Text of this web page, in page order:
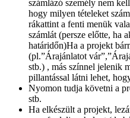
számlázó személy nem
hogy milyen tételeket
rákattint a fenti menük
számlát (persze előtte, ha
határidőn)Ha a projekt
(pl.”Árajánlatot
stb.) , más színnel jelenik
pillantással látni lehet,
Nyomon tudja követni a
stb.
Ha elkészült a projekt,